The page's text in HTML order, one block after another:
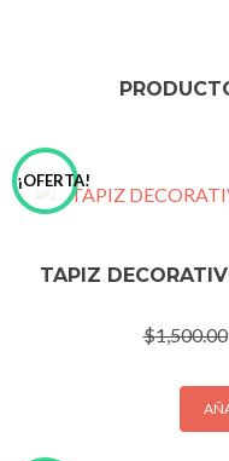
¡OFERTA!
TAPIZ
$1,500.00